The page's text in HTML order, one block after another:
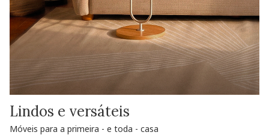
Lindos e versáteis
Móveis para a primeira - e toda - casa